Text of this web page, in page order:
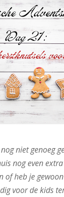
niet genoeg
nog even
of heb je
voor de kids